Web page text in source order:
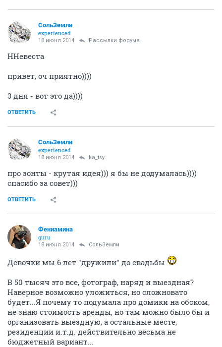
СольЗемли
experienced
18 июня 2014 Рассылки форума
ННевеста
привет, оч приятно))))
3 дня - вот это да))))
ОТВЕТИТЬ
СольЗемли
experienced
18 июня 2014 ka_tsy
про зонты - крутая идея))) я бы не додумалась))))
спасибо за совет)))
ОТВЕТИТЬ
Фениамина
guru
18 июня 2014 СольЗемли
Девочки мы 6 лет "дружили" до свадьбы
В 50 тысяч это все, фотограф, наряд и выездная?
Наверное возможно уложиться, но сложновато
будет...Я почему то подумала про домики на обском,
не знаю стоимость аренды, но там можно было бы и
организовать выездную, а остальные месте,
резиденции и.т.д. действительно весьма не
бюджетный вариант...